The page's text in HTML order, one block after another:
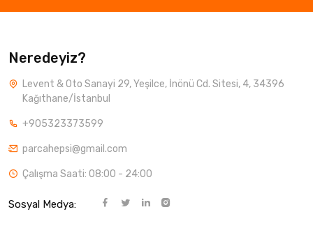
Neredeyiz?
Levent & Oto Sanayi 29, Yeşilce, İnönü Cd. Sitesi, 4, 34396
Kağıthane/İstanbul
+905323373599
parcahepsi@gmail.com
Çalışma Saati: 08:00 - 24:00
Sosyal Medya: